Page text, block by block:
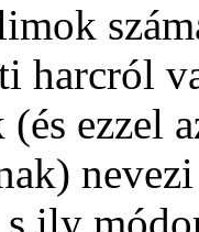
harcról
ezzel